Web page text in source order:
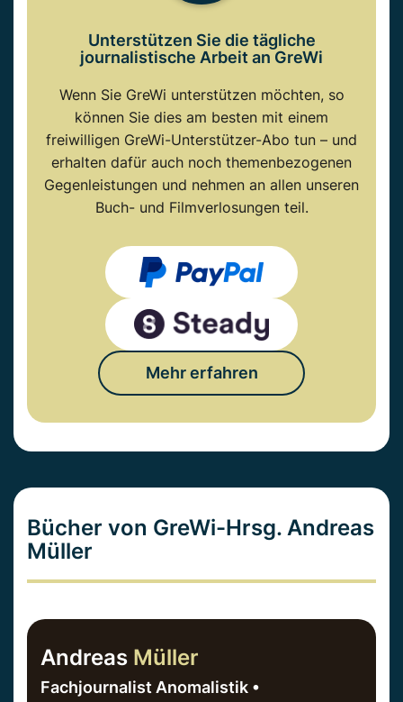
Unterstützen Sie die tägliche
journalistische Arbeit an GreWi
Wenn Sie GreWi unterstützen möchten, so
können Sie dies am besten mit einem
freiwilligen GreWi-Unterstützer-Abo tun – und
erhalten dafür auch noch themenbezogenen
Gegenleistungen und nehmen an allen unseren
Buch- und Filmverlosungen teil.
Mehr erfahren
Bücher von GreWi-Hrsg. Andreas
Müller
Andreas Müller
Fachjournalist Anomalistik •